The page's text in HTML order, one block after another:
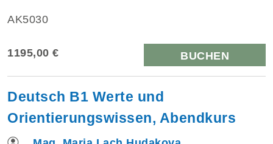
AK5030
1195,00 € BUCHEN
Deutsch B1 Werte und
Orientierungswissen, Abendkurs